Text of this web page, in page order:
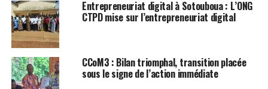
Entrepreneuriat digital à Sotouboua : L’ONG
CTPD mise sur l’entrepreneuriat digital
CCoM3 : Bilan triomphal, transition placée
sous le signe de l’action immédiate